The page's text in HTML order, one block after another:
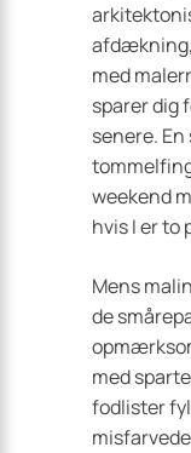
med
sparer dig
senere. En
weekend
hvis I er to
Mens
de
med
fodlister